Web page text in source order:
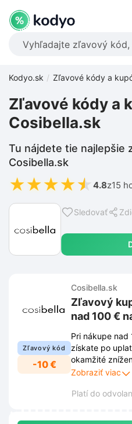
Kodyo.sk Zľavové kódy a
Sledovať
Zľavové kódy a
Cosibella.sk
Tu nájdete tie najlepšie
Cosibella.sk
★★★★★ 4.8z15
Zľavový kód
-10 €
Cosibella.sk
Zľavový
nad 100 €
Pri nákupe nad
získate po
okamžité
pri splnení
Zobraziť viac
Platí do